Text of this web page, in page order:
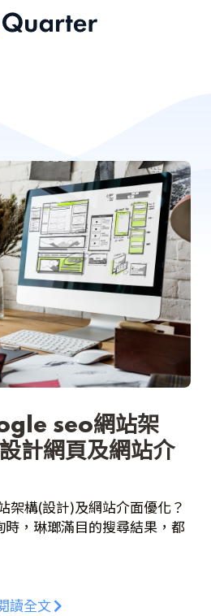
seo網站架
計網頁及網站介
架構(設計)及網站介面優化？
時，琳瑯滿目的搜尋結果，都
站自然排名的工作，簡稱搜
所制定的規則，又或是更加受
讀全文